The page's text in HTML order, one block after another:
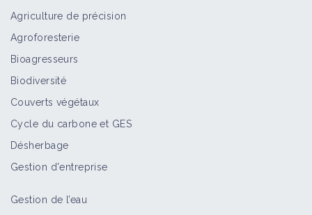
Agriculture de précision
Agroforesterie
Bioagresseurs
Biodiversité
Couverts végétaux
Cycle du carbone et GES
Désherbage
Gestion d'entreprise
Gestion de l’eau